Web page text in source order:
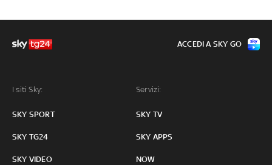
I siti Sky:
SKY SPORT
SKY TG24
SKY VIDEO
Servizi:
SKY TV
SKY APPS
NOW
ACCEDI A SKY GO